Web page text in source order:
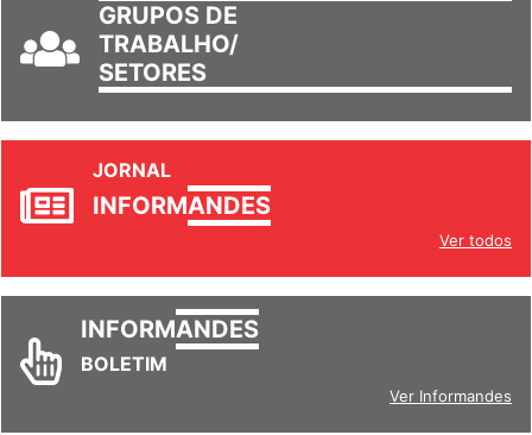
GRUPOS DE
TRABALHO/
SETORES
JORNAL
INFORMANDES
Ver todos
INFORMANDES
BOLETIM
Ver Informandes